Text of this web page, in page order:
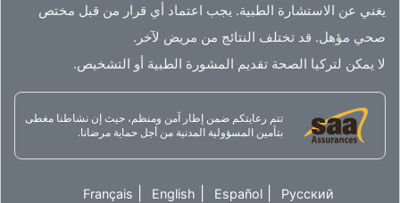
يغني عن الاستشارة الطبية. يجب اعتماد أي قرار من قبل مختص
صحي مؤهل. قد تختلف النتائج من مريض لآخر.
لا يمكن لتركيا الصحة تقديم المشورة الطبية أو التشخيص.
تتم رعايتكم ضمن إطار آمن ومنظم، حيث إن نشاطنا مغطى
بتأمين المسؤولية المدنية من أجل حماية مرضانا.
Français English Español| Русский